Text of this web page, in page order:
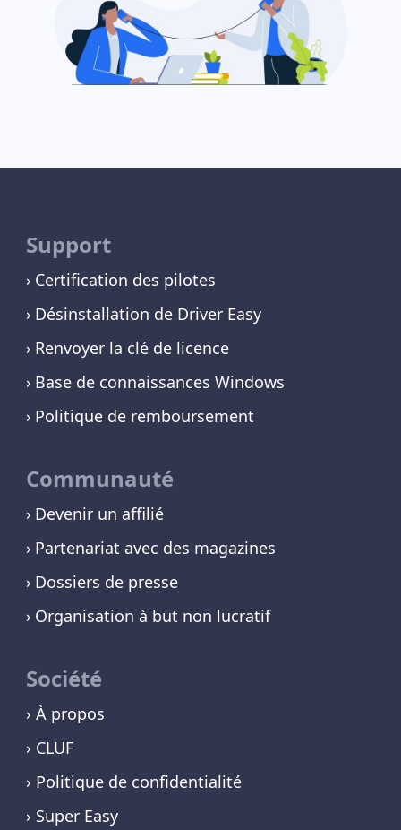
Support
Certification des pilotes
Désinstallation de Driver Easy
Renvoyer la clé de licence
Base de connaissances Windows
Politique de remboursement
Communauté
Devenir un affilié
Partenariat avec des magazines
Dossiers de presse
Organisation à but non lucratif
Société
› À propos
› CLUF
› Politique de confidentialité
› Super Easy